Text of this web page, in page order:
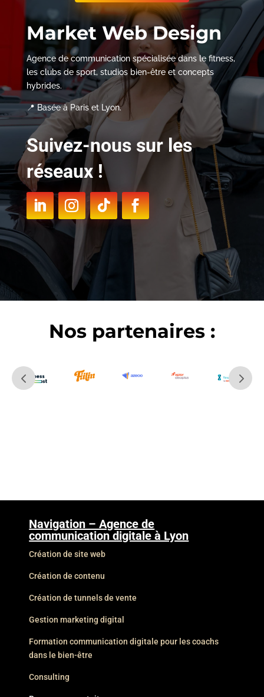
Market Web Design
Agence de communication spécialisée dans le fitness,
les clubs de sport, studios bien-être et concepts
hybrides.
📍 Basée à Paris et Lyon.
Suivez-nous sur les
réseaux !
Nos partenaires :
Navigation – Agence de
communication digitale à Lyon
Création de site web
Création de contenu
Création de tunnels de vente
Gestion marketing digital
Formation communication digitale pour les coachs
dans le bien-être
Consulting